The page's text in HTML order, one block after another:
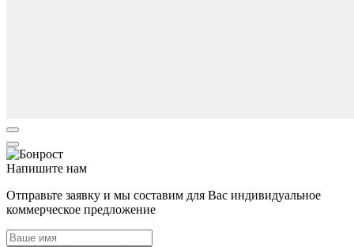
Напишите нам
Отправьте заявку и мы составим для Вас индивидуальное
коммерческое предложение